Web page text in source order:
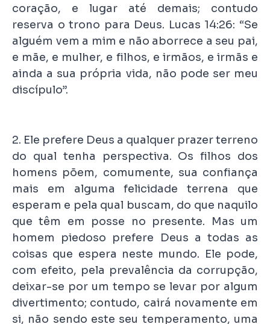
coração, e lugar até demais; contudo
reserva o trono para Deus. Lucas 14:26: “Se
alguém vem a mim e não aborrece a seu pai,
e mãe, e mulher, e filhos, e irmãos, e irmãs e
ainda a sua própria vida, não pode ser meu
discípulo”.
2. Ele prefere Deus a qualquer prazer terreno
do qual tenha perspectiva. Os filhos dos
homens põem, comumente, sua confiança
mais em alguma felicidade terrena que
esperam e pela qual buscam, do que naquilo
que têm em posse no presente. Mas um
homem piedoso prefere Deus a todas as
coisas que espera neste mundo. Ele pode,
com efeito, pela prevalência da corrupção,
deixar-se por um tempo se levar por algum
divertimento; contudo, cairá novamente em
si, não sendo este seu temperamento, uma